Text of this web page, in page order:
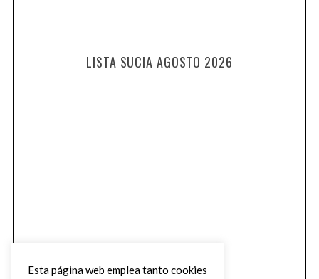
LISTA SUCIA AGOSTO 2026
Esta página web emplea tanto cookies